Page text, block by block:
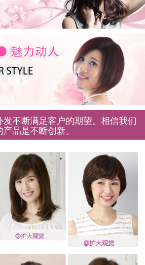
不断满足客户的期望。相信我们
产品是不断创新。